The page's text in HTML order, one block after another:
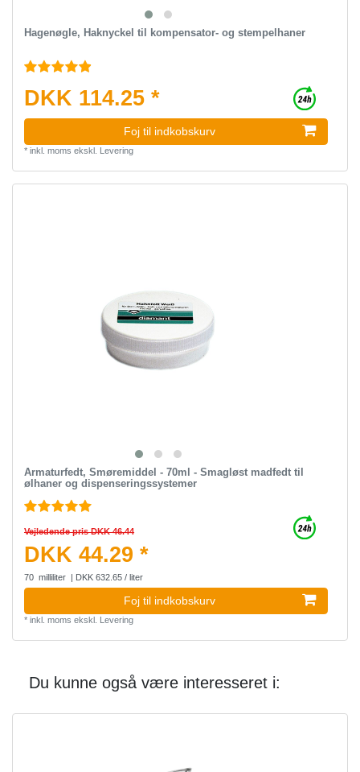
Hagenøgle, Haknyckel til kompensator- og stempelhaner
DKK 114.25 *
Foj til indkobskurv
* inkl. moms ekskl. Levering
Armaturfedt, Smøremiddel - 70ml - Smagløst madfedt til
ølhaner og dispenseringssystemer
Vejledende pris DKK 46.44
DKK 44.29 *
70 milliliter | DKK 632.65 / liter
Foj til indkobskurv
* inkl. moms ekskl. Levering
Du kunne også være interesseret i: